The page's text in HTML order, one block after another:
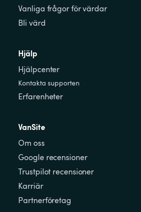
Vanliga frågor för värdar
Bli värd
Hjälp
Hjälpcenter
Kontakta supporten
Erfarenheter
VanSite
Om oss
Google recensioner
Trustpilot recensioner
Karriär
Partnerföretag